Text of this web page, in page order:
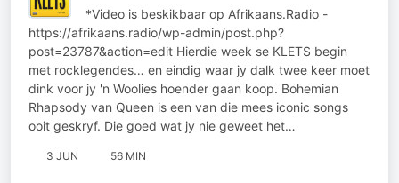
*Video is beskikbaar op Afrikaans.Radio -
https://afrikaans.radio/wp-admin/post.php?
post=23787&action=edit Hierdie week se KLETS begin
met rocklegendes… en eindig waar jy dalk twee keer moet
dink voor jy 'n Woolies hoender gaan koop. Bohemian
Rhapsody van Queen is een van die mees iconic songs
ooit geskryf. Die goed wat jy nie geweet het…
3 JUN 56 MIN